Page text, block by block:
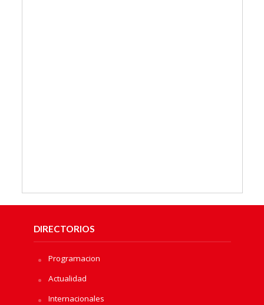
DIRECTORIOS
Programacion
Actualidad
Internacionales